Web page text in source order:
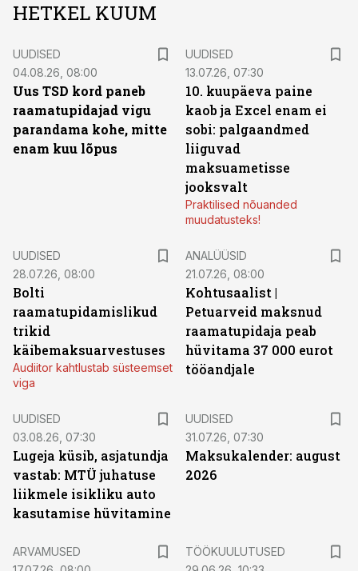
HETKEL KUUM
UUDISED
04.08.26, 08:00
Uus TSD kord paneb
raamatupidajad vigu
parandama kohe, mitte
enam kuu lõpus
UUDISED
13.07.26, 07:30
10. kuupäeva paine
kaob ja Excel enam ei
sobi: palgaandmed
liiguvad
maksuametisse
jooksvalt
Praktilised nõuanded
muudatusteks!
UUDISED
28.07.26, 08:00
Bolti
raamatupidamislikud
trikid
käibemaksuarvestuses
Audiitor kahtlustab süsteemset
viga
ANALÜÜSID
21.07.26, 08:00
Kohtusaalist |
Petuarveid maksnud
raamatupidaja peab
hüvitama 37 000 eurot
tööandjale
UUDISED
03.08.26, 07:30
Lugeja küsib, asjatundja
vastab: MTÜ juhatuse
liikmele isikliku auto
kasutamise hüvitamine
UUDISED
31.07.26, 07:30
Maksukalender: august
2026
ARVAMUSED
TÖÖKUULUTUSED